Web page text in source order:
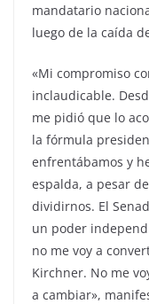
mandatario
luego de la caída
«Mi compromiso
inclaudicable.
me pidió que lo
la fórmula
enfrentábamos y
espalda, a pesar
dividirnos. El
un poder
no me voy a
Kirchner. No me
a cambiar»,